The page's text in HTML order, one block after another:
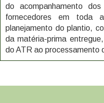
do acompanhamento
fornecedores em toda
planejamento do plantio,
da matéria-prima
do ATR ao processamento